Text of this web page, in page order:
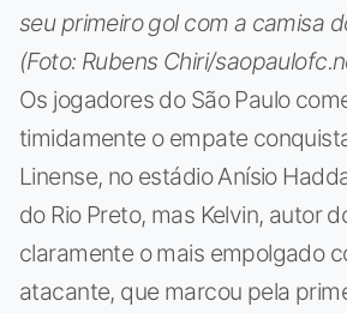
seu primeiro gol com a camisa
(Foto: Rubens Chiri/
Os jogadores do São Paulo
timidamente o empate
Linense, no estádio Anísio
do Rio Preto, mas Kelvin, autor
claramente o mais empolgado
atacante, que marcou pela